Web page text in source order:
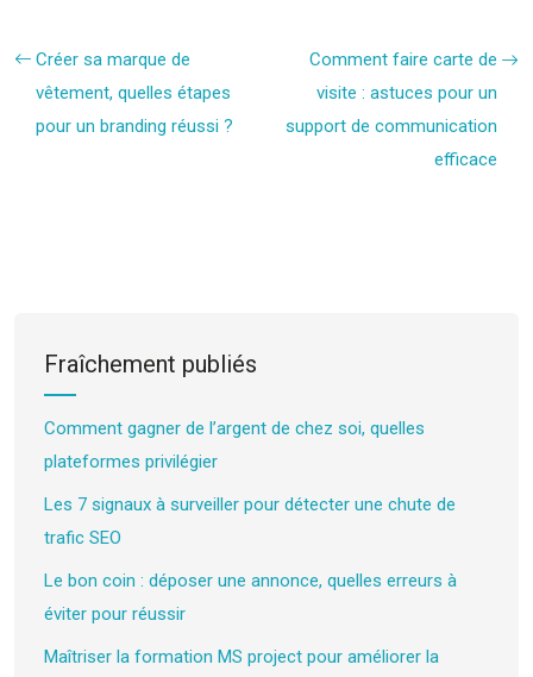
Créer sa marque de
vêtement, quelles étapes
pour un branding réussi ?
Comment faire carte de
visite : astuces pour un
support de communication
efficace
Fraîchement publiés
Comment gagner de l’argent de chez soi, quelles
plateformes privilégier
Les 7 signaux à surveiller pour détecter une chute de
trafic SEO
Le bon coin : déposer une annonce, quelles erreurs à
éviter pour réussir
Maîtriser la formation MS project pour améliorer la